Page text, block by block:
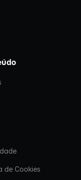
de Cookies